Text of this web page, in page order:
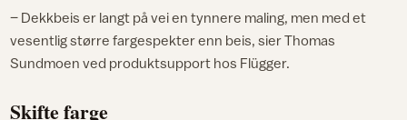
– Dekkbeis er langt på vei en tynnere maling, men med et
vesentlig større fargespekter enn beis, sier Thomas
Sundmoen ved produktsupport hos Flügger.
Skifte farge